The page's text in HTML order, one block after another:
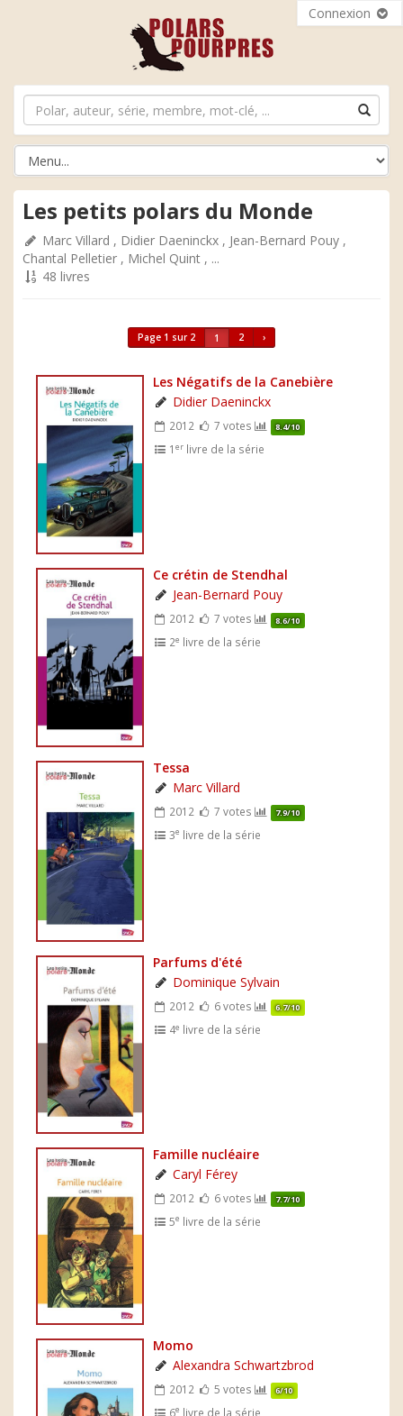
Connexion
Les petits polars du Monde
Marc Villard , Didier Daeninckx , Jean-Bernard Pouy ,
Chantal Pelletier , Michel Quint , ...
48 livres
Page 1 sur 2 1 2 ›
Les Négatifs de la Canebière
Didier Daeninckx
2012 7 votes 8.4/10
1er livre de la série
Ce crétin de Stendhal
Jean-Bernard Pouy
2012 7 votes 8.6/10
2e livre de la série
Tessa
Marc Villard
2012 7 votes 7.9/10
3e livre de la série
Parfums d'été
Dominique Sylvain
2012 6 votes 6.7/10
4e livre de la série
Famille nucléaire
Caryl Férey
2012 6 votes 7.7/10
5e livre de la série
Momo
Alexandra Schwartzbrod
2012 5 votes 6/10
6e livre de la série